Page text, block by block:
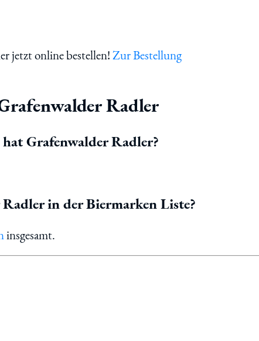
jetzt online bestellen!Zur Bestellung
Radler
Grafenwalder Radler?
in der Biermarken Liste?
insgesamt.